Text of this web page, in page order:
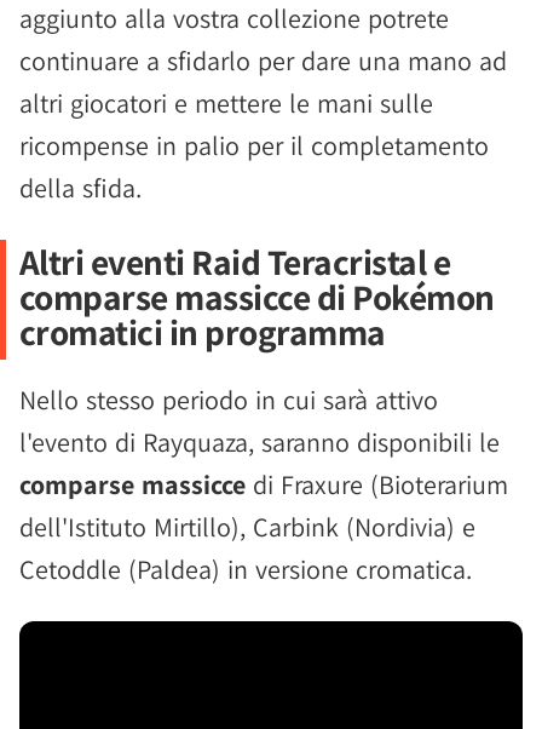
aggiunto alla vostra collezione potrete
continuare a sfidarlo per dare una mano ad
altri giocatori e mettere le mani sulle
ricompense in palio per il completamento
della sfida.
Altri eventi Raid Teracristal e
comparse massicce di Pokémon
cromatici in programma
Nello stesso periodo in cui sarà attivo
l'evento di Rayquaza, saranno disponibili le
comparse massicce di Fraxure (Bioterarium
dell'Istituto Mirtillo), Carbink (Nordivia) e
Cetoddle (Paldea) in versione cromatica.